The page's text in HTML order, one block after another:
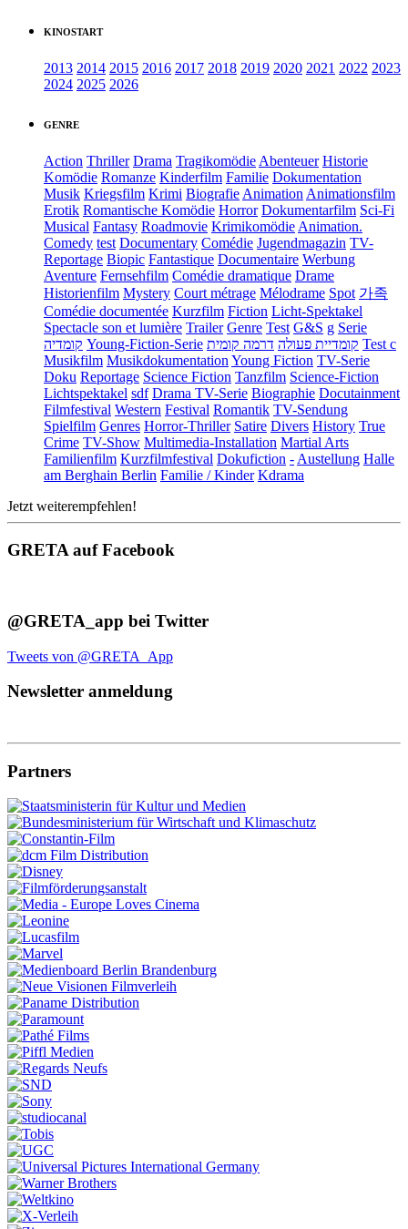
KINOSTART
2013 2014 2015 2016 2017 2018 2019 2020 2021 2022 2023
2024 2025 2026
GENRE
Action Thriller Drama Tragikomödie Abenteuer Historie
Komödie Romanze Kinderfilm Familie Dokumentation
Musik Kriegsfilm Krimi Biografie Animation Animationsfilm
Erotik Romantische Komödie Horror Dokumentarfilm Sci-Fi
Musical Fantasy Roadmovie Krimikomödie Animation.
Comedy test Documentary Comédie Jugendmagazin TV-
Reportage Biopic Fantastique Documentaire Werbung
Aventure Fernsehfilm Comédie dramatique Drame
Historienfilm Mystery Court métrage Mélodrame Spot 가족
Comédie documentée Kurzfilm Fiction Licht-Spektakel
Spectacle son et lumière Trailer Genre Test G&S g Serie
קומדיה Young-Fiction-Serie קומדיית פעולה דרמה קומית
Test c
Musikfilm Musikdokumentation Young Fiction TV-Serie
Doku Reportage Science Fiction Tanzfilm Science-Fiction
Lichtspektakel sdf Drama TV-Serie Biographie Docutainment
Filmfestival Western Festival Romantik TV-Sendung
Spielfilm Genres Horror-Thriller Satire Divers History True
Crime TV-Show Multimedia-Installation Martial Arts
Familienfilm Kurzfilmfestival Dokufiction - Austellung Halle
am Berghain Berlin Familie / Kinder Kdrama
Jetzt weiterempfehlen!
GRETA auf Facebook
@GRETA_app bei Twitter
Tweets von @GRETA_App
Newsletter anmeldung
Partners